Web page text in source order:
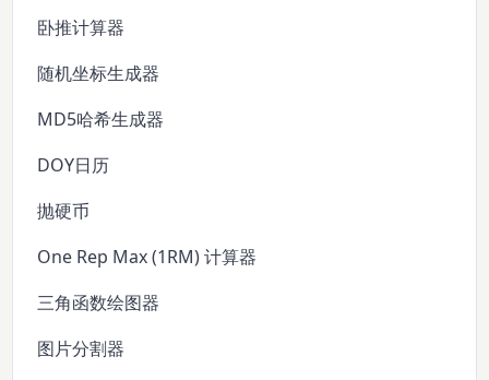
卧推计算器
随机坐标生成器
MD5哈希生成器
DOY日历
抛硬币
One Rep Max (1RM) 计算器
三角函数绘图器
图片分割器